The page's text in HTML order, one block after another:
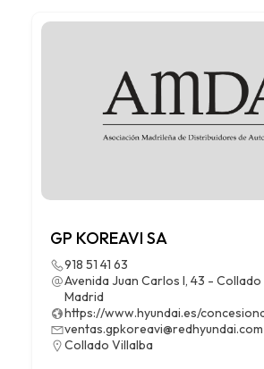
GP KOREAVI SA
918 51 41 63
Avenida Juan Carlos I, 43 -
Madrid
https://www.hyundai.es/
ventas.gpkoreavi@redhyundai.com
Collado Villalba